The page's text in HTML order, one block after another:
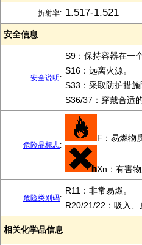
折射率: 1.517-1.521
安全信息
安全说明 :
S9：保持容器在一
S16：远离火源。
S33：采取防护措施
S36/37：穿戴合适
危险品标志:
F：易燃物
Xn：有害
危险类别码:
R11：非常易燃。
R20/21/22：吸入、
相关化学品信息